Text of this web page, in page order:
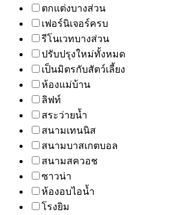
ตกแต่งบางส่วน
เฟอร์นิเจอร์ครบ
รีโนเวทบางส่วน
ปรับปรุงใหม่ทั้งหมด
เป็นมิตรกับสัตว์เลี้ยง
ห้องแม่บ้าน
ลิฟท์
สระว่ายน้ำ
สนามเทนนิส
สนามบาสเกตบอล
สนามสควอช
ซาวน่า
ห้องอบไอน้ำ
โรงยิม